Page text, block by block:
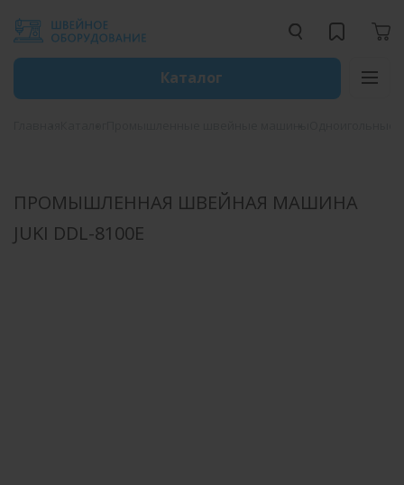
Каталог
ПРОМЫШЛЕННАЯ ШВЕЙНАЯ МАШИНА
JUKI DDL-8100E